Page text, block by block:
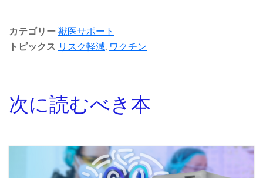
カテゴリー 獣医サポート
トピックス リスク軽減, ワクチン
次に読むべき本